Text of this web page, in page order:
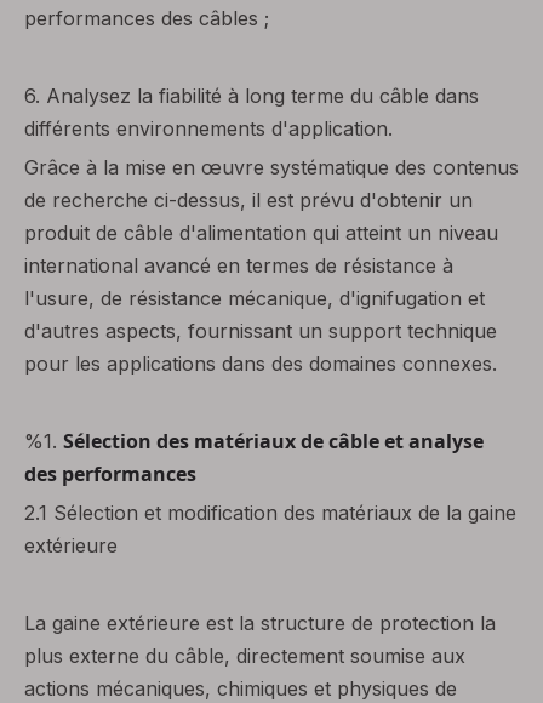
performances des câbles ;
6. Analysez la fiabilité à long terme du câble dans
différents environnements d'application.
Grâce à la mise en œuvre systématique des contenus
de recherche ci-dessus, il est prévu d'obtenir un
produit de câble d'alimentation qui atteint un niveau
international avancé en termes de résistance à
l'usure, de résistance mécanique, d'ignifugation et
d'autres aspects, fournissant un support technique
pour les applications dans des domaines connexes.
%1. Sélection des matériaux de câble et analyse
des performances
2.1 Sélection et modification des matériaux de la gaine
extérieure
La gaine extérieure est la structure de protection la
plus externe du câble, directement soumise aux
actions mécaniques, chimiques et physiques de